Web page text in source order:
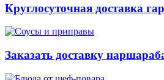
Круглосуточная доставка
Заказать доставку